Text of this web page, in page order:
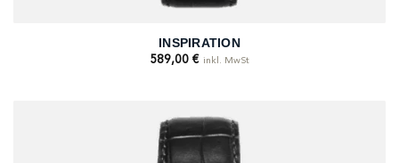
INSPIRATION
589,00 € inkl. MwSt